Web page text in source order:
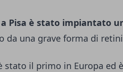
a Pisa è stato impiantato
da una grave forma di
stato il primo in Europa ed